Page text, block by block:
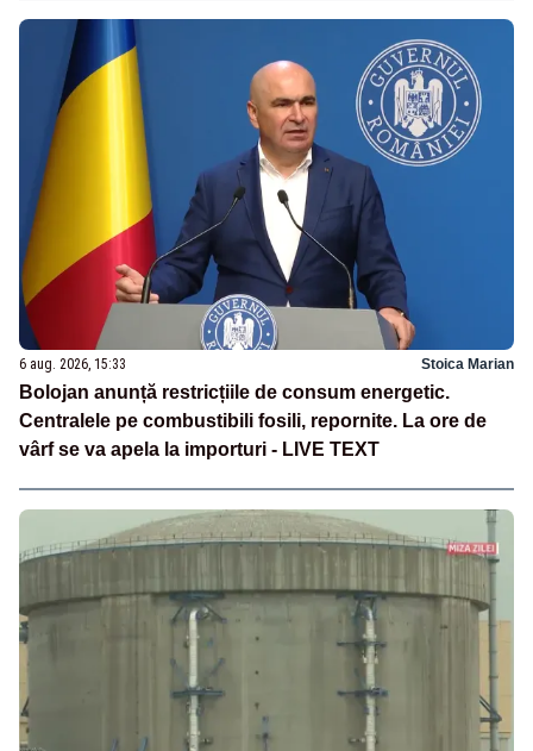
6 aug. 2026, 15:33 Stoica Marian
Bolojan anunță restricțiile de consum energetic.
Centralele pe combustibili fosili, repornite. La ore de
vârf se va apela la importuri - LIVE TEXT